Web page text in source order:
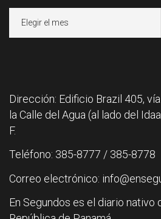
Dirección: Edificio Brazil 405,
la Calle del Agua (al lado del
F.
Teléfono: 385-8777 / 385-8778
Correo electrónico:
En Segundos es el diario nativo